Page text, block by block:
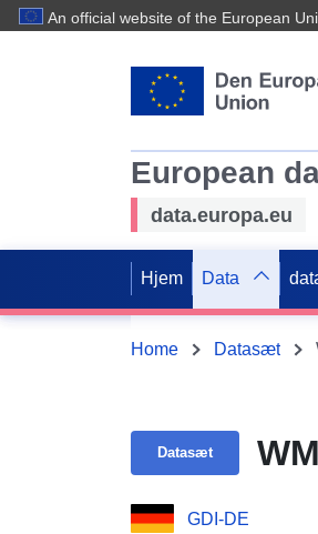
An official website of the European
European
data.europa.eu
Hjem Data
Home Datasæt
Datasæt
GDI-DE